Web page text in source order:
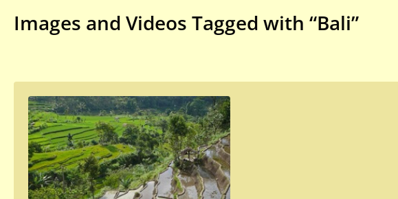
Images and Videos Tagged with “Bali”